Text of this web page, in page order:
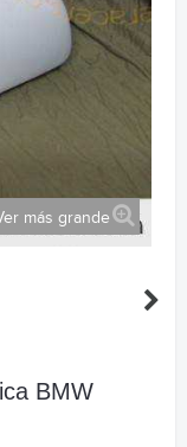
más grande
BMW